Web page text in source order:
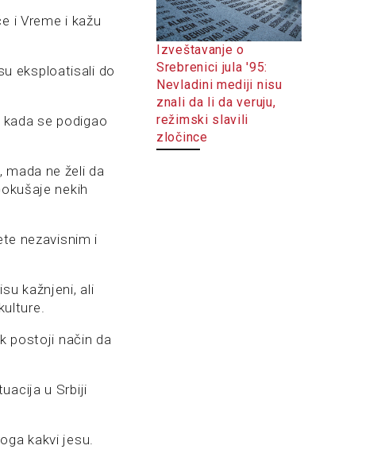
i Vreme i kažu
eksploatisali do
se podigao
ne želi da
nekih
nezavisnim i
kažnjeni, ali
postoji način da
u Srbiji
kakvi jesu.
Izveštavanje o
Srebrenici jula '95:
Nevladini mediji nisu
znali da li da veruju,
režimski slavili
zločince